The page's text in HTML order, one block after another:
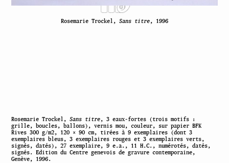
Rosemarie Trockel, Sans titre, 1996
Rosemarie Trockel,Sans titre, 3 eaux-fortes (trois motifs :
grille, boucles, ballons), vernis mou, couleur, sur papier BFK
Rives 300 g/m2, 120 × 90 cm, tirées à 9 exemplaires (dont 3
exemplaires bleus, 3 exemplaires rouges et 3 exemplaires verts,
signés, datés), 27 exemplaire, 9 e.a., 11 H.C., numérotés, datés,
signés. Edition du Centre genevois de gravure contemporaine,
Genève, 1996.